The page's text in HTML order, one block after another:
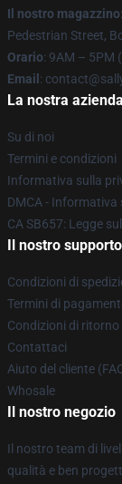
Il nostro magazzino
Pedestrian Street,
Orario: 9AM – 5PM
Email :
La nostra azienda
Su di noi
Termini e condizioni
Informativa sulla
DMCA - Informativa
CA SB657: Legge
Il nostro supporto
Condizioni di
Termini di
Condizioni di ritorno
Contattaci
Aiuto del cliente
Whosale
Il nostro negozio
Il nostro team di
qualità e ben